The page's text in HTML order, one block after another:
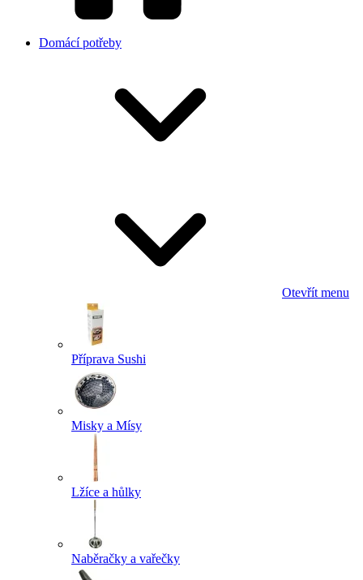
Domácí potřeby
Otevřít menu
Příprava Sushi
Misky a Mísy
Lžíce a hůlky
Naběračky a vařečky